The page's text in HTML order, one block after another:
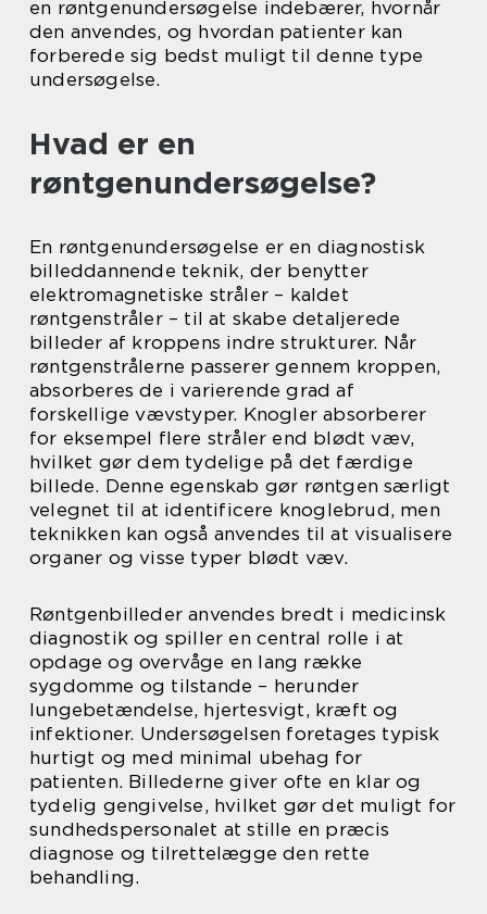
en røntgenundersøgelse indebærer, hvornår
den anvendes, og hvordan patienter kan
forberede sig bedst muligt til denne type
undersøgelse.
Hvad er en
røntgenundersøgelse?
En røntgenundersøgelse er en diagnostisk
billeddannende teknik, der benytter
elektromagnetiske stråler – kaldet
røntgenstråler – til at skabe detaljerede
billeder af kroppens indre strukturer. Når
røntgenstrålerne passerer gennem kroppen,
absorberes de i varierende grad af
forskellige vævstyper. Knogler absorberer
for eksempel flere stråler end blødt væv,
hvilket gør dem tydelige på det færdige
billede. Denne egenskab gør røntgen særligt
velegnet til at identificere knoglebrud, men
teknikken kan også anvendes til at visualisere
organer og visse typer blødt væv.
Røntgenbilleder anvendes bredt i medicinsk
diagnostik og spiller en central rolle i at
opdage og overvåge en lang række
sygdomme og tilstande – herunder
lungebetændelse, hjertesvigt, kræft og
infektioner. Undersøgelsen foretages typisk
hurtigt og med minimal ubehag for
patienten. Billederne giver ofte en klar og
tydelig gengivelse, hvilket gør det muligt for
sundhedspersonalet at stille en præcis
diagnose og tilrettelægge den rette
behandling.